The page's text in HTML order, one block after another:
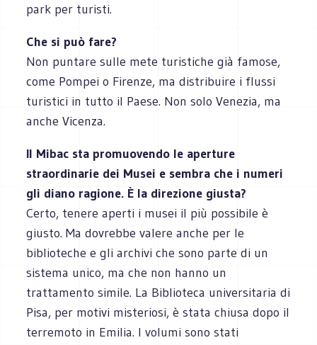
park per turisti.
Che si può fare?
Non puntare sulle mete turistiche già famose,
come Pompei o Firenze, ma distribuire i flussi
turistici in tutto il Paese. Non solo Venezia, ma
anche Vicenza.
Il Mibac sta promuovendo le aperture
straordinarie dei Musei e sembra che i numeri
gli diano ragione. È la direzione giusta?
Certo, tenere aperti i musei il più possibile è
giusto. Ma dovrebbe valere anche per le
biblioteche e gli archivi che sono parte di un
sistema unico, ma che non hanno un
trattamento simile. La Biblioteca universitaria di
Pisa, per motivi misteriosi, è stata chiusa dopo il
terremoto in Emilia. I volumi sono stati